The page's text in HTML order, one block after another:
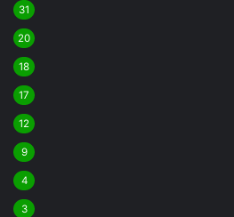
31
20
18
17
12
9
4
3